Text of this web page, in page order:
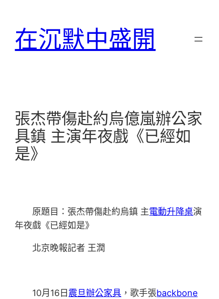
在沉默中盛開
張杰帶傷赴約烏億嵐辦公家
具鎮 主演年夜戲《已經如
是》
原題目：張杰帶傷赴約烏鎮 主電動升降桌演
年夜戲《已經如是》
北京晚報記者 王潤
10月16日 震旦辦公家具 ，歌手張backbone